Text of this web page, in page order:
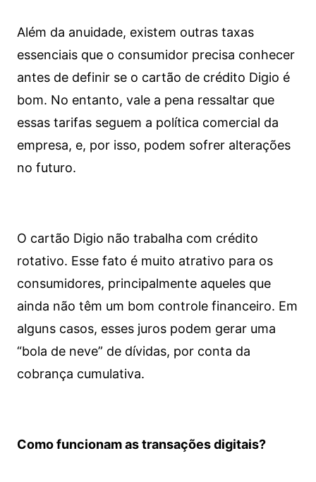
Além da anuidade, existem outras taxas
essenciais que o consumidor precisa conhecer
antes de definir se o cartão de crédito Digio é
bom. No entanto, vale a pena ressaltar que
essas tarifas seguem a política comercial da
empresa, e, por isso, podem sofrer alterações
no futuro.
O cartão Digio não trabalha com crédito
rotativo. Esse fato é muito atrativo para os
consumidores, principalmente aqueles que
ainda não têm um bom controle financeiro. Em
alguns casos, esses juros podem gerar uma
“bola de neve” de dívidas, por conta da
cobrança cumulativa.
Como funcionam as transações digitais?